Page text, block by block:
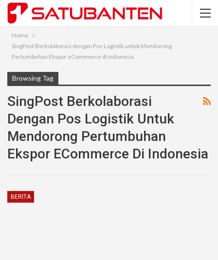
Home
SingPost Berkolaborasi dengan Pos Logistik untuk Mendorong
Pertumbuhan Ekspor eCommerce di Indonesia
Browsing Tag
SingPost Berkolaborasi
Dengan Pos Logistik Untuk
Mendorong Pertumbuhan
Ekspor ECommerce Di Indonesia
BERITA